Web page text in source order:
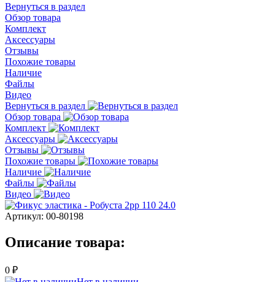
Вернуться в раздел
Обзор товара
Комплект
Аксессуары
Отзывы
Похожие товары
Наличие
Файлы
Видео
Вернуться в раздел
Обзор товара
Комплект
Аксессуары
Отзывы
Похожие товары
Наличие
Файлы
Видео
Артикул: 00-80198
Описание товара:
0 ₽